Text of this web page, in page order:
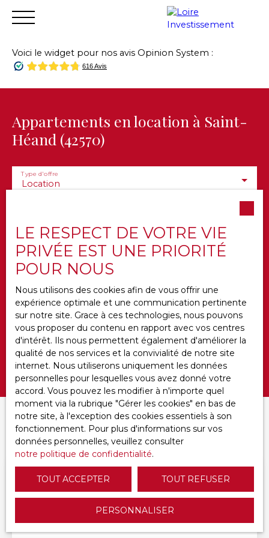
Accueil Acheter Vendre Louer Financer
Voici le widget pour nos avis Opinion System :
Appartements en location à Saint-
Héand (42570)
Location
Type d'offre
Saint-Héand (42570)
Localisation
Loyer max (€/mois)
Surface min (m²)
Ameublement
Rechercher
Pertinence
Trier par
CRÉER UNE ALERTE
LE RESPECT DE VOTRE VIE
PRIVÉE EST UNE PRIORITÉ
POUR NOUS
Nous utilisons des cookies afin de vous offrir une
expérience optimale et une communication pertinente
sur notre site. Grace à ces technologies, nous pouvons
vous proposer du contenu en rapport avec vos centres
d'intérêt. Ils nous permettent également d'améliorer la
qualité de nos services et la convivialité de notre site
internet. Nous utiliserons uniquement les données
personnelles pour lesquelles vous avez donné votre
accord. Vous pouvez les modifier à n'importe quel
moment via la rubrique ″Gérer les cookies″ en bas de
notre site, à l'exception des cookies essentiels à son
fonctionnement. Pour plus d'informations sur vos
données personnelles, veuillez consulter
notre politique de confidentialité.
TOUT ACCEPTER TOUT REFUSER
PERSONNALISER